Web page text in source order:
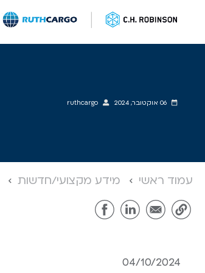
דלג
עמוד ראשי מידע מקצועי/חדשות
04/10/2024